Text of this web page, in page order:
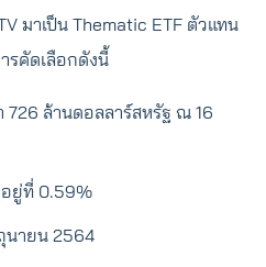
มาเป็น Thematic ETF ตัวแทน
รคัดเลือกดังนี้
726 ล้านดอลลาร์สหรัฐ ณ 16
อยู่ที่ 0.59%
นายน 2564